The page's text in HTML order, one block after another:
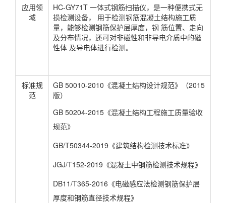
应用领
域
HC-GY71T 一体式钢筋扫描仪，是一种便携式无
损检测设备， 用于检测钢筋混凝土结构施工质
量，能够检测钢筋保护层厚度，钢 筋位置、走向
及分布情况，还可对非磁性和非导电介质中的磁
性体 及导电体进行检测。
标准规
范
GB 50010-2010《混凝土结构设计规范》（2015
版）
GB 50204-2015《混凝土结构工程施工质量验收
规范》
GB/T50344-2019《建筑结构检测技术标准》
JGJ/T152-2019《混凝土中钢筋检测技术规程》
DB11/T365-2016《电磁感应法检测钢筋保护层
厚度和钢筋直径技术规程》